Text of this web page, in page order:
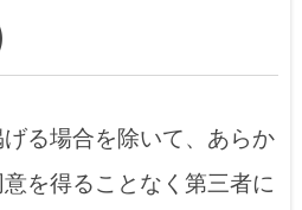
る場合を除いて、あらか
を得ることなく第三者に